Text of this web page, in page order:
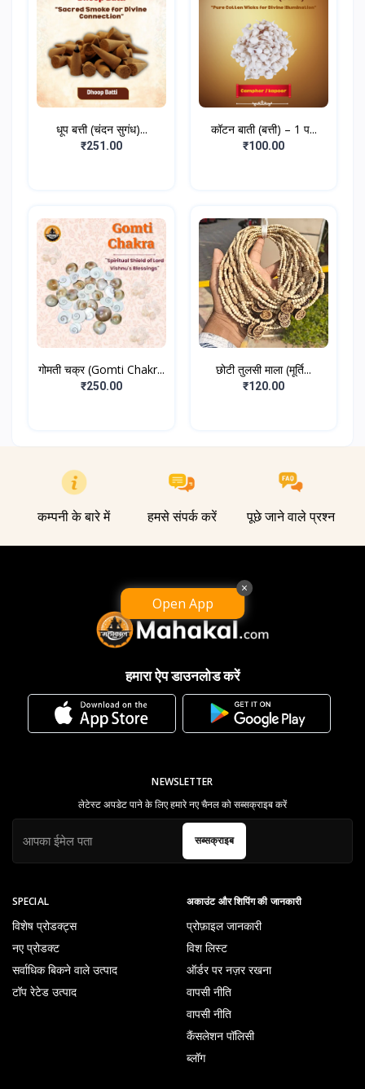
धूप बत्ती (चंदन सुगंध)...
₹251.00
कॉटन बाती (बत्ती) – 1 प...
₹100.00
गोमती चक्र (Gomti Chakr...
₹250.00
छोटी तुलसी माला (मूर्ति...
₹120.00
कम्पनी के बारे में हमसे संपर्क करें पूछे जाने वाले प्रश्न
हमारा ऐप डाउनलोड करें
SPECIAL
विशेष प्रोडक्ट्स
नए प्रोडक्ट
सर्वाधिक बिकने वाले उत्पाद
टॉप रेटेड उत्पाद
अकाउंट और शिपिंग की जानकारी
प्रोफ़ाइल जानकारी
विश लिस्ट
ऑर्डर पर नज़र रखना
वापसी नीति
वापसी नीति
कैंसलेशन पॉलिसी
ब्लॉग
NEWSLETTER
लेटेस्ट अपडेट पाने के लिए हमारे नए चैनल को सब्सक्राइब करें
सब्सक्राइब
Open App
×